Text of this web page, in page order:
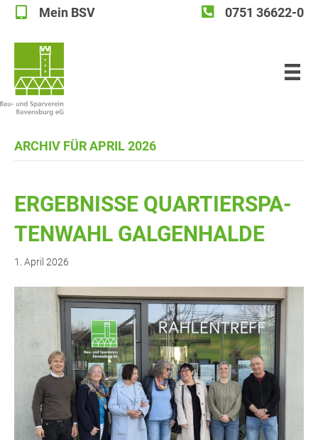
Mein BSVMein BSV 0751 36622-0
ARCHIV FÜR APRIL 2026
ERGEB­NIS­SE QUAR­TIER­SPA­
TEN­WAHL GALGENHALDE
1. April 2026